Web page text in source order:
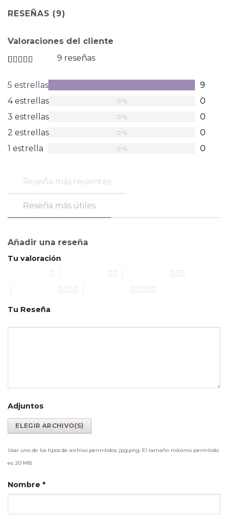
RESEÑAS (9)
Valoraciones del cliente
en
5
de
5
estrellas
9 reseñas
5 estrellas 9
4 estrellas 0
0 %
3 estrellas 0
0 %
2 estrellas 0
0 %
1 estrella 0
0 %
Reseña más recientes
Reseña más útiles
Añadir una reseña
Tu valoración
Tu Reseña
Adjuntos
Usar uno de los tipos de archivo permitidos: jpg,png. El tamaño máximo permitido
es: 20 MB.
Nombre *